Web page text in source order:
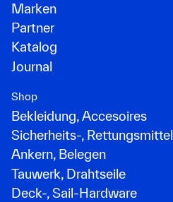
Marken
Partner
Katalog
Journal
Shop
Bekleidung, Accesoires
Sicherheits-, Rettungsmittel
Ankern, Belegen
Tauwerk, Drahtseile
Deck-, Sail-Hardware